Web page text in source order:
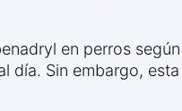
en perros
día. Sin embargo,